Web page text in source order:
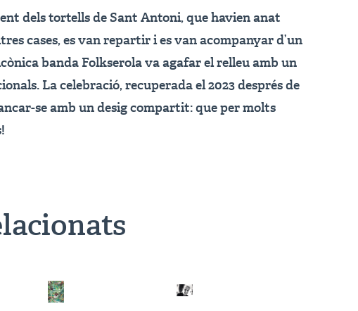
dels tortells de Sant Antoni, que havien anat
cases, es van repartir i es van acompanyar d’un
banda Folkserola va agafar el relleu amb un
La celebració, recuperada el 2023 després de
se amb un desig compartit: que per molts